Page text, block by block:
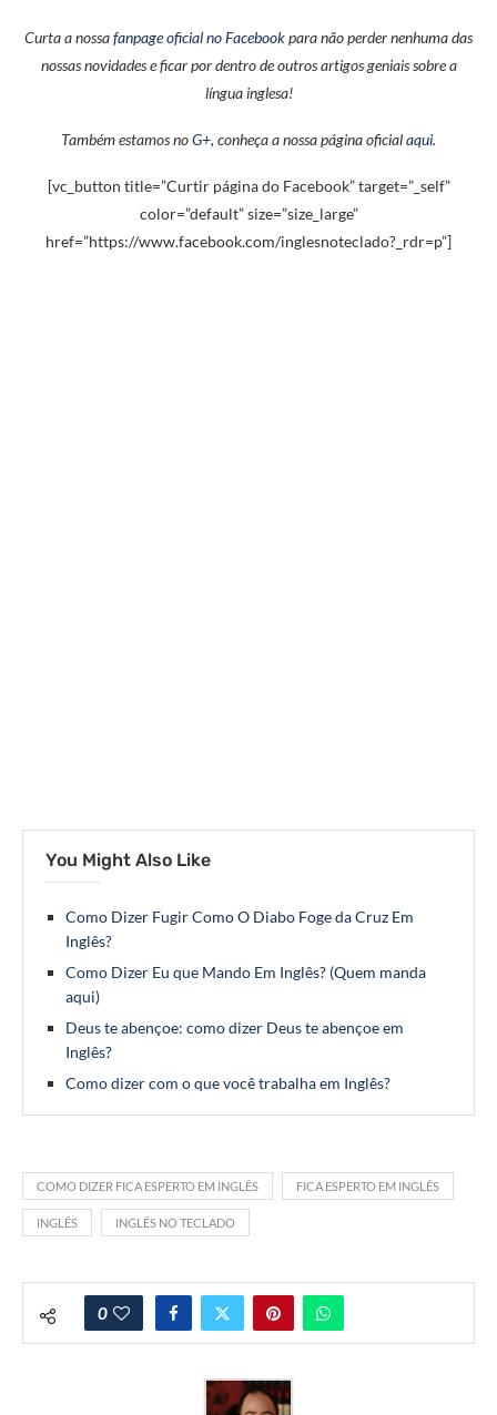
Curta a nossafanpage oficial no Facebookpara não perder nenhuma das
nossas novidades e ficar por dentro de outros artigos geniais sobre a
língua inglesa!
Também estamos noG+, conheça a nossa página oficialaqui.
[vc_button title=”Curtir página do Facebook” target=”_self”
color=”default” size=”size_large”
href=”https://www.facebook.com/inglesnoteclado?_rdr=p”]
You Might Also Like
Como Dizer Fugir Como O Diabo Foge da Cruz Em
Inglês?
Como Dizer Eu que Mando Em Inglês? (Quem manda
aqui)
Deus te abençoe: como dizer Deus te abençoe em
Inglês?
Como dizer com o que você trabalha em Inglês?
COMO DIZER FICA ESPERTO EM INGLÊS FICA ESPERTO EM INGLÊS
INGLÊS INGLÊS NO TECLADO
0